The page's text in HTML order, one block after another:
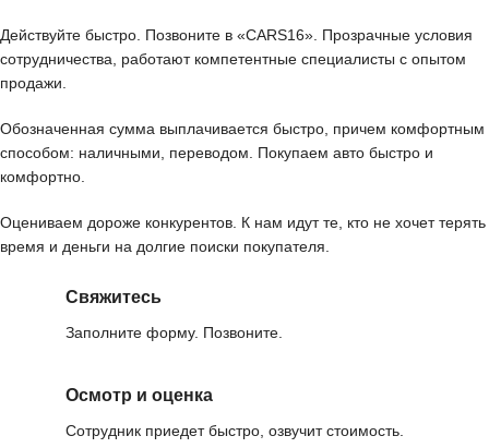
Действуйте быстро. Позвоните в «CARS16». Прозрачные условия
сотрудничества, работают компетентные специалисты с опытом
продажи.
Обозначенная сумма выплачивается быстро, причем комфортным
способом: наличными, переводом. Покупаем авто быстро и
комфортно.
Оцениваем дороже конкурентов. К нам идут те, кто не хочет терять
время и деньги на долгие поиски покупателя.
Свяжитесь
Заполните форму. Позвоните.
Осмотр и оценка
Сотрудник приедет быстро, озвучит стоимость.